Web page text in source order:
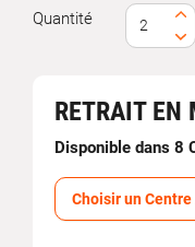
Quantité
RETRAIT EN
Disponible dans 8
Choisir un